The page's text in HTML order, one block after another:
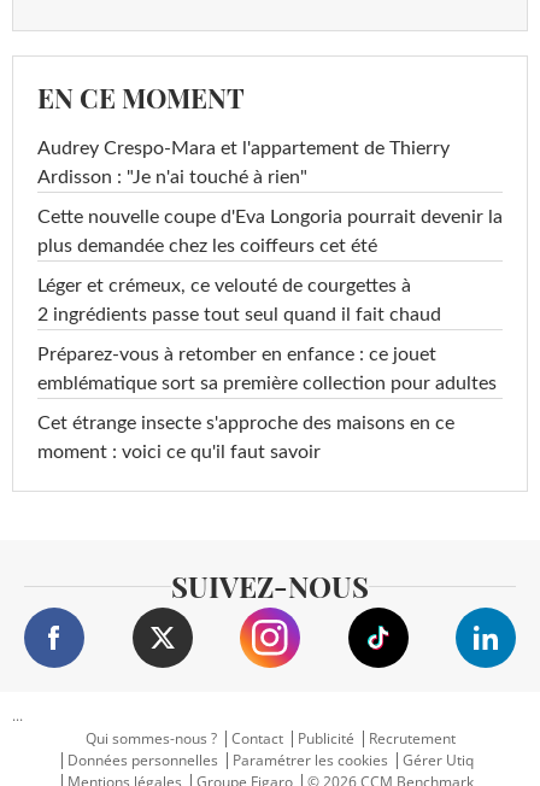
EN CE MOMENT
Audrey Crespo-Mara et l'appartement de Thierry
Ardisson : "Je n'ai touché à rien"
Cette nouvelle coupe d'Eva Longoria pourrait devenir la
plus demandée chez les coiffeurs cet été
Léger et crémeux, ce velouté de courgettes à
2 ingrédients passe tout seul quand il fait chaud
Préparez-vous à retomber en enfance : ce jouet
emblématique sort sa première collection pour adultes
Cet étrange insecte s'approche des maisons en ce
moment : voici ce qu'il faut savoir
SUIVEZ-NOUS
...
Qui sommes-nous ?
Contact Publicité
Recrutement
Données personnelles
Paramétrer les cookies
Gérer Utiq